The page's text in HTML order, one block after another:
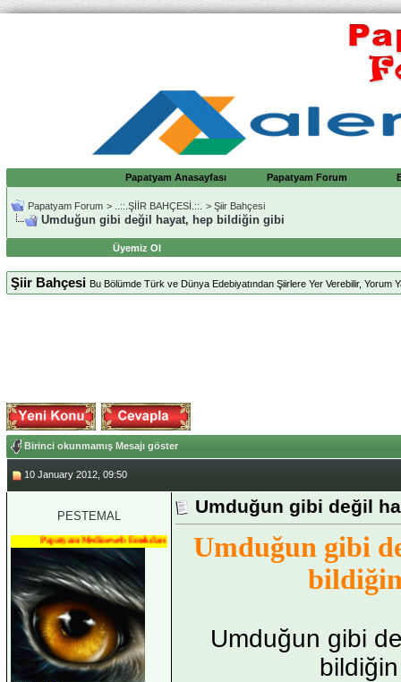
Papatyam Anasayfası Papatyam Forum
Papatyam Forum > ..::.ŞİİR BAHÇESİ.::. > Şiir Bahçesi
Umduğun gibi değil hayat, hep bildiğin gibi
Üyemiz Ol
Şiir Bahçesi Bu Bölümde Türk ve Dünya Edebiyatından Şiirlere Yer Verebilir, Yorum
Birinci okunmamış Mesajı göster
10 January 2012, 09:50
PESTEMAL
Papatyam Medineweb Emekdarı
Umduğun gibi değil
Umduğun gibi
Umduğun gibi